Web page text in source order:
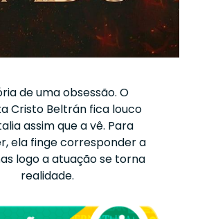
de uma obsessão. O
Cristo Beltrán fica louco
assim que a vê. Para
ela finge corresponder a
logo a atuação se torna
realidade.